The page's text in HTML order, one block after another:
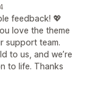
feedback! 💖
love the theme
support team.
to us, and we’re
to life. Thanks